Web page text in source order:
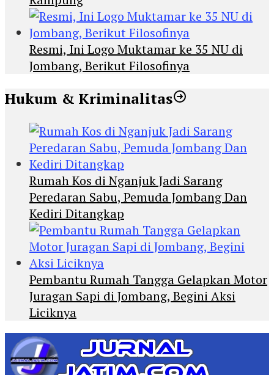
Resmi, Ini Logo Muktamar ke 35 NU di
Jombang, Berikut Filosofinya
Hukum & Kriminalitas
Rumah Kos di Nganjuk Jadi Sarang
Peredaran Sabu, Pemuda Jombang Dan
Kediri Ditangkap
Pembantu Rumah Tangga Gelapkan Motor
Juragan Sapi di Jombang, Begini Aksi
Liciknya